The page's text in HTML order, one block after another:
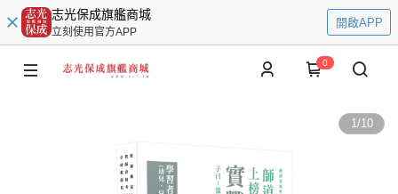
志光保成旗艦商城
立刻使用官方APP
開啟APP
0
1/10